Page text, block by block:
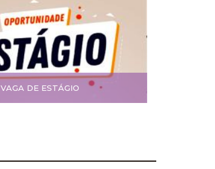
VAGA DE ESTÁGIO